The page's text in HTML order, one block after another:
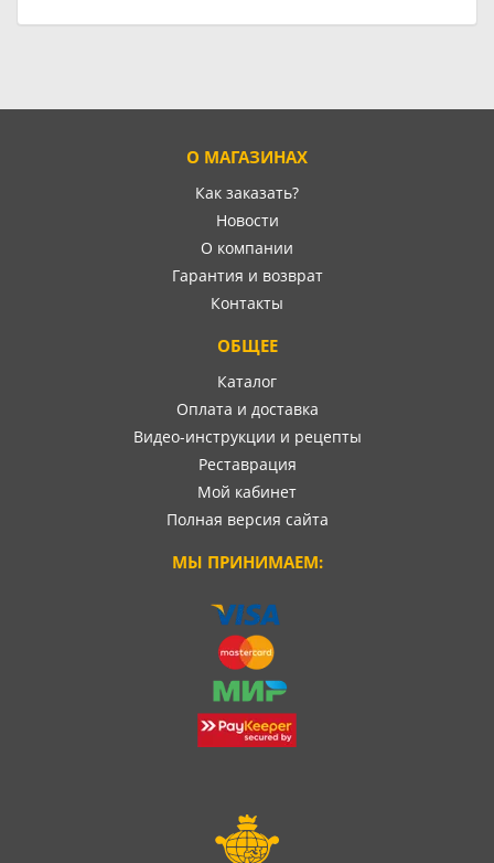
О МАГАЗИНАХ
Как заказать?
Новости
О компании
Гарантия и возврат
Контакты
ОБЩЕЕ
Каталог
Оплата и доставка
Видео-инструкции и рецепты
Реставрация
Мой кабинет
Полная версия сайта
МЫ ПРИНИМАЕМ: